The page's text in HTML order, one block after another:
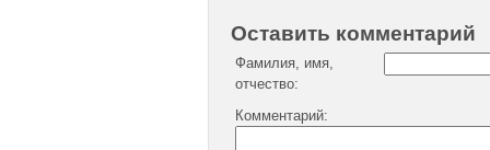
Оставить комментарий
Фамилия, имя,
отчество:
Комментарий: